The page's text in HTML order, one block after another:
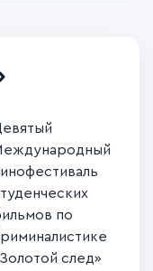
еждународный
по
след»